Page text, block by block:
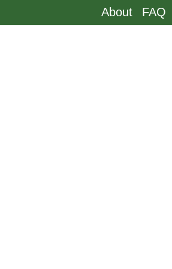
About FAQ